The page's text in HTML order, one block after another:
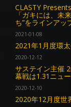
CLASTY
「ガキには、未
ち”をラインアッ
2021-01-08
2021年1月度環
2020-12-12
サステイン主催
幕戦は1.31ニュ
2020-12-10
2020年12月度世